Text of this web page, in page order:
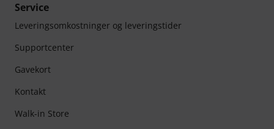
Service
Leveringsomkostninger og leveringstider
Supportcenter
Gavekort
Kontakt
Walk-in Store